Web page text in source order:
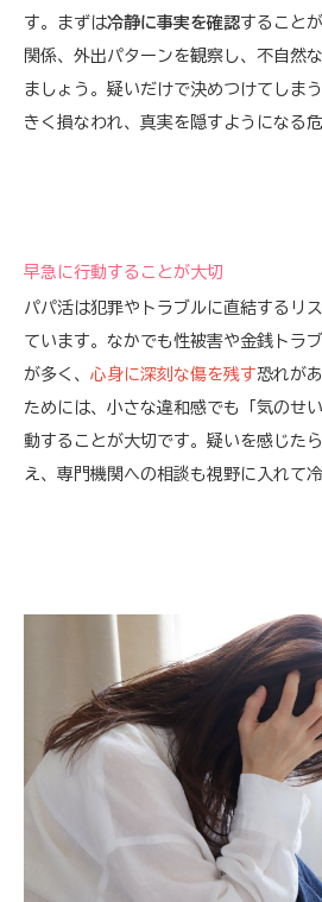
す。まずは冷静に事実を確認すること
関係、外出パターンを観察し、不自然
ましょう。疑いだけで決めつけてしま
きく損なわれ、真実を隠すようになる
早急に行動することが大切
パパ活は犯罪やトラブルに直結するリ
ています。なかでも性被害や金銭トラ
が多く、 心身に深刻な傷を残す恐れが
ためには、小さな違和感でも「気のせ
動することが大切です。疑いを感じた
え、専門機関への相談も視野に入れて